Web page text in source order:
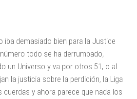
iba demasiado bien para la Justice
todo se ha derrumbado,
un Universo y va por otros 51, o al
la justicia sobre la perdición, la Liga
y ahora parece que nada los